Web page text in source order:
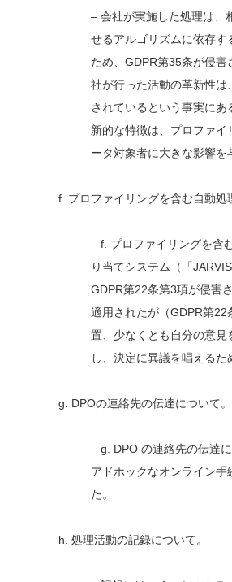
– 会社が実施した処理は、
せるアルゴリズムに依存す
ため、GDPR第35条が侵
社が行った活動の革新性
されているという事実に
新的な特徴は、プロファ
ータ対象者に大きな影響を
f. プロファイリングを含む自動処
– f. プロファイリングを含
り当てシステム（「
GDPR第22条第3項が侵害
適用されたが（GDPR第
置、少なくとも自分の意
し、決定に異議を唱えるた
g. DPOの連絡先の伝達について。
– g. DPO の連絡先の伝達
アドホックなオンライン
た。
h. 処理活動の記録について。